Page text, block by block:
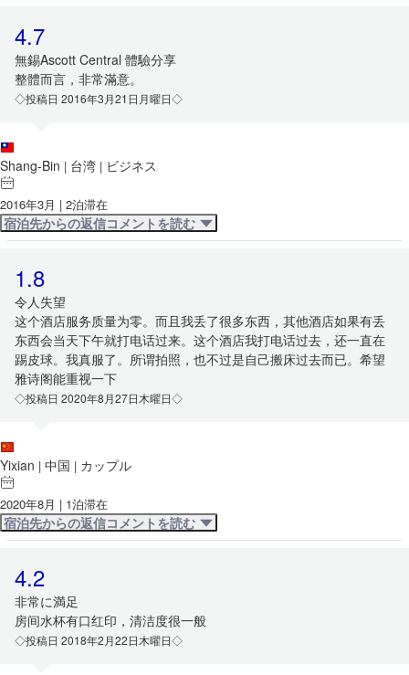
4.7
無錫Ascott Central 體驗分享
整體而言，非常滿意。
◇投稿日 2016年3月21日月曜日◇
Shang-Bin | 台湾 | ビジネス
2016年3月 | 2泊滞在
宿泊先からの返信コメントを読む
1.8
令人失望
这个酒店服务质量为零。而且我丢了很多东西，其他酒店如果有丢
东西会当天下午就打电话过来。这个酒店我打电话过去，还一直在
踢皮球。我真服了。所谓拍照，也不过是自己搬床过去而已。希望
雅诗阁能重视一下
◇投稿日 2020年8月27日木曜日◇
Yixian | 中国 | カップル
2020年8月 | 1泊滞在
宿泊先からの返信コメントを読む
4.2
非常に満足
房间水杯有口红印，清洁度很一般
◇投稿日 2018年2月22日木曜日◇